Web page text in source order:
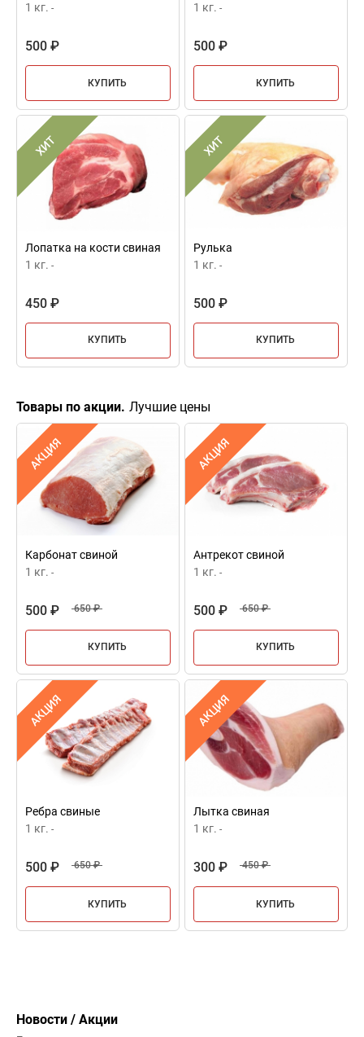
1 кг. -
500 ₽
КУПИТЬ
1 кг. -
500 ₽
КУПИТЬ
ХИТ
Лопатка на кости свиная
1 кг. -
450 ₽
КУПИТЬ
ХИТ
Рулька
1 кг. -
500 ₽
КУПИТЬ
Товары по акции. Лучшие цены
АКЦИЯ
Карбонат свиной
1 кг. -
500 ₽ 650 ₽
КУПИТЬ
АКЦИЯ
Антрекот свиной
1 кг. -
500 ₽ 650 ₽
КУПИТЬ
АКЦИЯ
Ребра свиные
1 кг. -
500 ₽ 650 ₽
КУПИТЬ
АКЦИЯ
Лытка свиная
1 кг. -
300 ₽ 450 ₽
КУПИТЬ
Новости / Акции